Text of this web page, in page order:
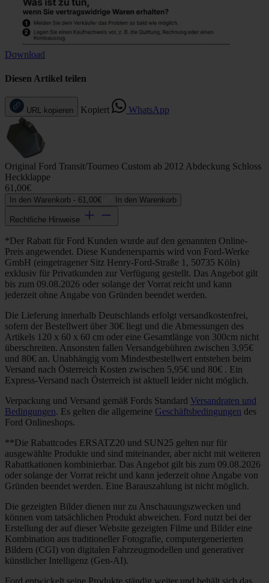
Download
Diesen Artikel teilen
URL kopieren Kopiert WhatsApp
Original Ford Transit/Tourneo Custom ab 2012 Abdeckung Schloss
Heckklappe
61,00€
In den Warenkorb - 61,00€ In den Warenkorb
Rechtliche Hinweise
*Der Rabatt für Ford Kunden wurde auf den genannten Online-
Preis angewendet. Diese Kundenersparnis wird von Ford-Werke
GmbH (eingetragener Sitz Henry-Ford-Straße 1, 50735 Köln)
exklusiv für Privatkunden zur Verfügung gestellt. Das Angebot gilt
bis zum 09.08.2026 oder solange der Vorrat reicht und kann
jederzeit ohne Angabe von Gründen beendet werden.
Die Lieferung innerhalb Deutschlands erfolgt versandkostenfrei,
sofern der Bestellwert über 30€ liegt und die Abmessungen des
Artikels 120 x 60 x 60 cm oder eine Gesamtlänge von 300cm nicht
überschreiten. Ansonsten fallen Versandgebühren zwischen 3,95€
und 80€ an. Unabhängig vom Mindestbestellwert entstehen beim
Versand nach Österreich Kosten zwischen 5,95€ und 80€ . Ein
Express-Versand nach Österreich ist aktuell leider nicht möglich.
Verpackung und Versand gemäß Fords Standard Versandraten und
Bedingungen. Es gelten die allgemeine Geschäftsbedingungen des
Ford Onlineshops.
**Die Rabattcodes ERSATZ20 und SUN25 gelten nur für
ausgewählte Produkte und sind miteinander, aber nicht mit weiteren
Rabattkationen kombinierbar. Das Angebot gilt bis zum 09.08.2026
oder solange der Vorrat reicht und kann jederzeit ohne Angabe von
Gründen beendet werden. Eine Barauszahlung ist nicht möglich.
Die gezeigten Bilder dienen nur zu Anschauungszwecken und
können vom tatsächlichen Produkt abweichen. Ford nutzt bei der
Erstellung der auf dieser Website gezeigten Filme und Bilder eine
Kombination aus traditioneller Fotografie, computergenerierten
Bildern (CGI) von digitalen Fahrzeugmodellen und generativer
künstlicher Intelligenz (Gen-AI).
Ford entwickelt seine Produkte ständig weiter und behält sich das